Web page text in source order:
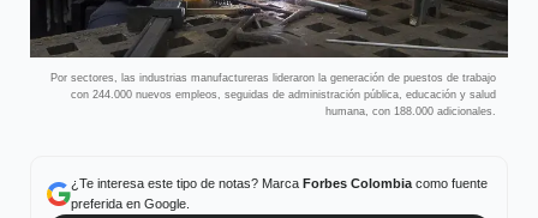
Por sectores, las industrias manufactureras lideraron la generación de puestos de trabajo
con 244.000 nuevos empleos, seguidas de administración pública, educación y salud
humana, con 188.000 adicionales.
¿Te interesa este tipo de notas? Marca Forbes Colombiacomo fuente
preferida en Google.